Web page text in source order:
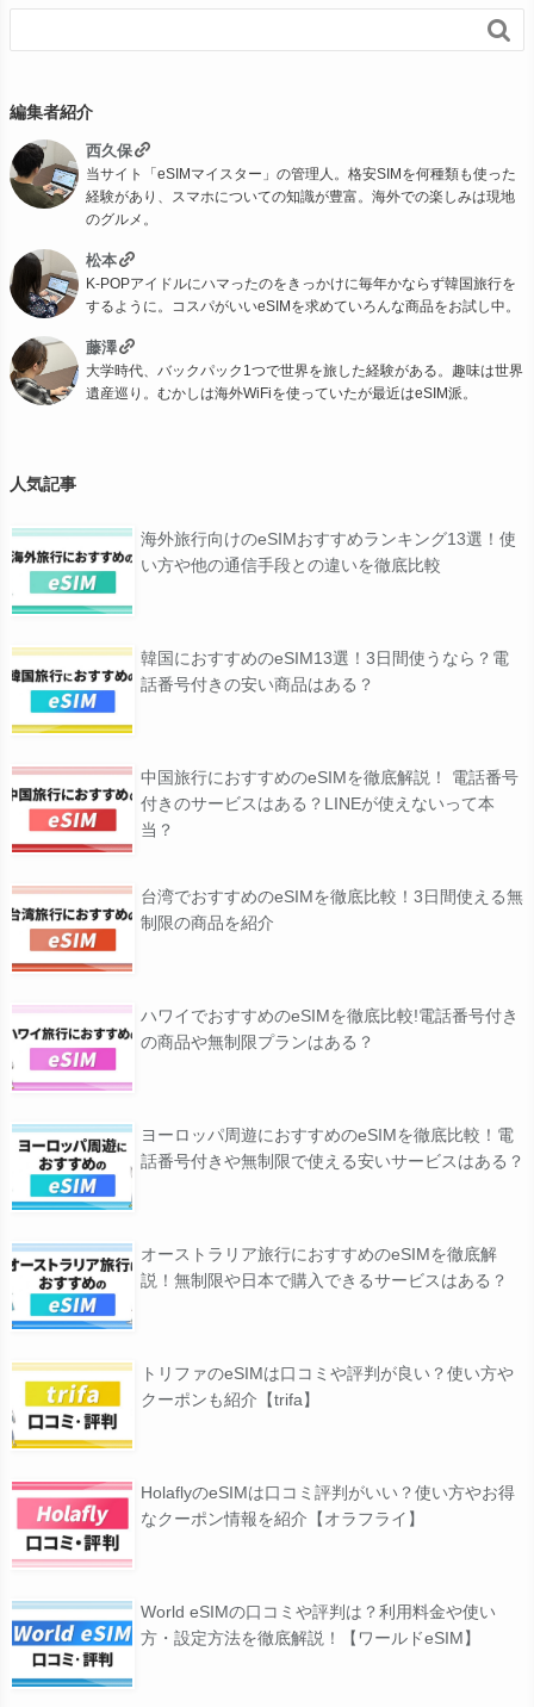

編集者紹介
西久保
当サイト「eSIMマイスター」の管理人。格安SIMを何種類も使った
経験があり、スマホについての知識が豊富。海外での楽しみは現地
のグルメ。
松本
K-POPアイドルにハマったのをきっかけに毎年かならず韓国旅行を
するように。コスパがいいeSIMを求めていろんな商品をお試し中。
藤澤
大学時代、バックパック1つで世界を旅した経験がある。趣味は世界
遺産巡り。むかしは海外WiFiを使っていたが最近はeSIM派。
人気記事
海外旅行向けのeSIMおすすめランキング13選！使
い方や他の通信手段との違いを徹底比較
韓国におすすめのeSIM13選！3日間使うなら？電
話番号付きの安い商品はある？
中国旅行におすすめのeSIMを徹底解説！ 電話番号
付きのサービスはある？LINEが使えないって本
当？
台湾でおすすめのeSIMを徹底比較！3日間使える無
制限の商品を紹介
ハワイでおすすめのeSIMを徹底比較!電話番号付き
の商品や無制限プランはある？
ヨーロッパ周遊におすすめのeSIMを徹底比較！電
話番号付きや無制限で使える安いサービスはある？
オーストラリア旅行におすすめのeSIMを徹底解
説！無制限や日本で購入できるサービスはある？
トリファのeSIMは口コミや評判が良い？使い方や
クーポンも紹介【trifa】
HolaflyのeSIMは口コミ評判がいい？使い方やお得
なクーポン情報を紹介【オラフライ】
World eSIMの口コミや評判は？利用料金や使い
方・設定方法を徹底解説！【ワールドeSIM】